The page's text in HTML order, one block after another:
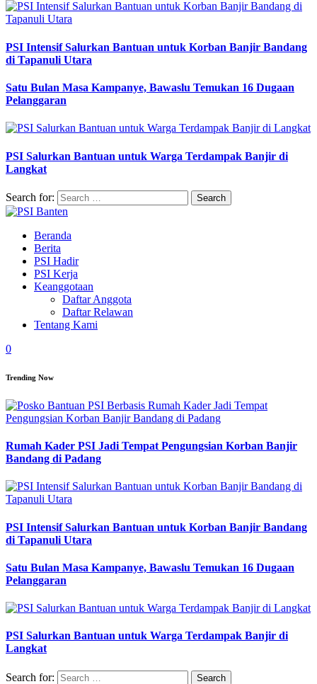
PSI Intensif Salurkan Bantuan untuk Korban Banjir Bandang
di Tapanuli Utara
Satu Bulan Masa Kampanye, Bawaslu Temukan 16 Dugaan
Pelanggaran
PSI Salurkan Bantuan untuk Warga Terdampak Banjir di
Langkat
Search for:
Beranda
Berita
PSI Hadir
PSI Kerja
Keanggotaan
Daftar Anggota
Daftar Relawan
Tentang Kami
0
Trending Now
Rumah Kader PSI Jadi Tempat Pengungsian Korban Banjir
Bandang di Padang
PSI Intensif Salurkan Bantuan untuk Korban Banjir Bandang
di Tapanuli Utara
Satu Bulan Masa Kampanye, Bawaslu Temukan 16 Dugaan
Pelanggaran
PSI Salurkan Bantuan untuk Warga Terdampak Banjir di
Langkat
Search for: